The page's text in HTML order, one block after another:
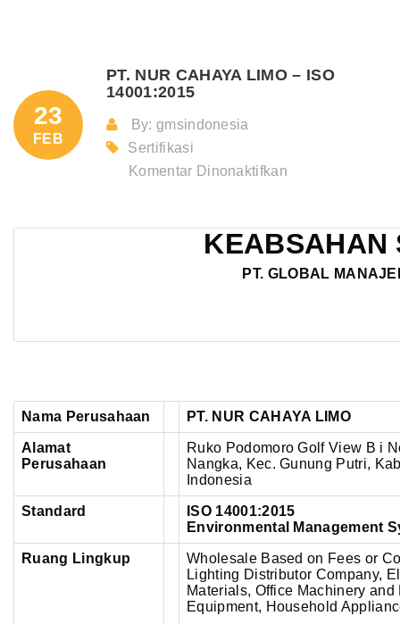
23
FEB
PT. NUR CAHAYA LIMO – ISO
14001:2015
By: gmsindonesia
Sertifikasi
Komentar Dinonaktifkan
CAHAYA
KEABSAHAN
PT. GLOBAL
Nama Perusahaan PT. NUR CAHAYA LIMO
Alamat
Perusahaan
Ruko Podomoro Golf View B i
Nangka, Kec. Gunung Putri,
Indonesia
Standard
ISO 14001:2015
Environmental Management
Ruang Lingkup
Wholesale Based on Fees or
Lighting Distributor Company,
Materials, Office Machinery
Equipment, Household